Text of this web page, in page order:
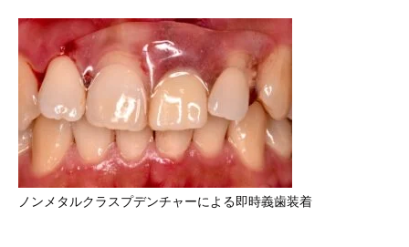
ノンメタルクラスプデンチャーによる即時義歯装着